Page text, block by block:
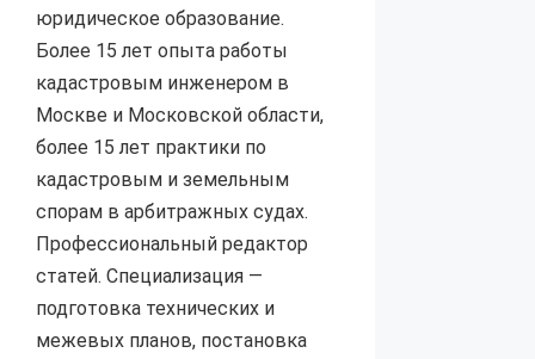
юридическое образование.
Более 15 лет опыта работы
кадастровым инженером в
Москве и Московской области,
более 15 лет практики по
кадастровым и земельным
спорам в арбитражных судах.
Профессиональный редактор
статей. Специализация —
подготовка технических и
межевых планов, постановка